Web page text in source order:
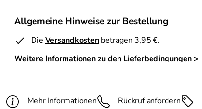
Allgemeine Hinweise zur Bestellung
Die Versandkosten betragen 3,95 €.
Weitere Informationen zu den Lieferbedingungen >
Mehr Informationen Rückruf anfordern